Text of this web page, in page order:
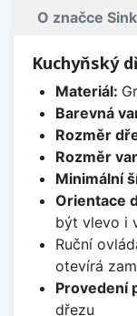
O značce
Kuchyňský
Materiál:
Barevná
Rozměr
Rozměr
Minimální
Orientace
být vlevo i
Ruční
otevírá
Provedení
dřezu